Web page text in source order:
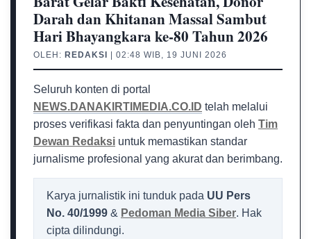
Darah dan Khitanan Massal Sambut
Hari Bhayangkara ke-80 Tahun 2026
OLEH: REDAKSI | 02:48 WIB, 19 JUNI 2026
Seluruh konten di portal
NEWS.DANAKIRTIMEDIA.CO.ID telah melalui
proses verifikasi fakta dan penyuntingan oleh Tim
Dewan Redaksi untuk memastikan standar
jurnalisme profesional yang akurat dan berimbang.
Karya jurnalistik ini tunduk pada UU Pers
No. 40/1999 & Pedoman Media Siber. Hak
cipta dilindungi.